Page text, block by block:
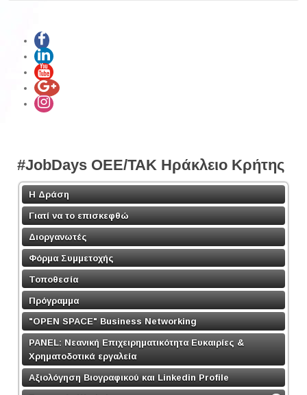
#JobDays OEE/TAK Ηράκλειο Κρήτης
Η Δράση
Γιατί να το επισκεφθώ
Διοργανωτές
Φόρμα Συμμετοχής
Τοποθεσία
Πρόγραμμα
"OPEN SPACE" Business Networking
PANEL: Νεανική Επιχειρηματικότητα Ευκαιρίες &
Χρηματοδοτικά εργαλεία
Αξιολόγηση Βιογραφικού και Linkedin Profile